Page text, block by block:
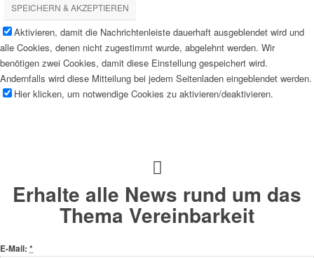
SPEICHERN & AKZEPTIEREN
Aktivieren, damit die Nachrichtenleiste dauerhaft ausgeblendet wird und
alle Cookies, denen nicht zugestimmt wurde, abgelehnt werden. Wir
benötigen zwei Cookies, damit diese Einstellung gespeichert wird.
Andernfalls wird diese Mitteilung bei jedem Seitenladen eingeblendet werden.
Hier klicken, um notwendige Cookies zu aktivieren/deaktivieren.
Erhalte alle News rund um das
Thema Vereinbarkeit
E-Mail: *